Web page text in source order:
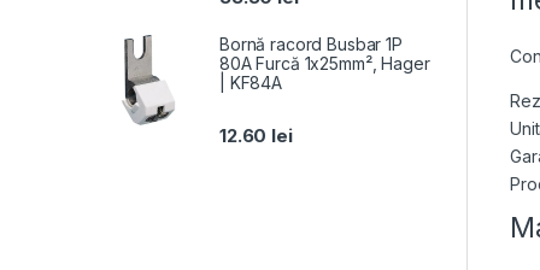
Bornă racord Busbar 1P
80A Furcă 1x25mm², Hager
| KF84A
12.60 lei